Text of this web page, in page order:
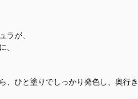
ラが、
。
、ひと塗りでしっかり発色し、奥行